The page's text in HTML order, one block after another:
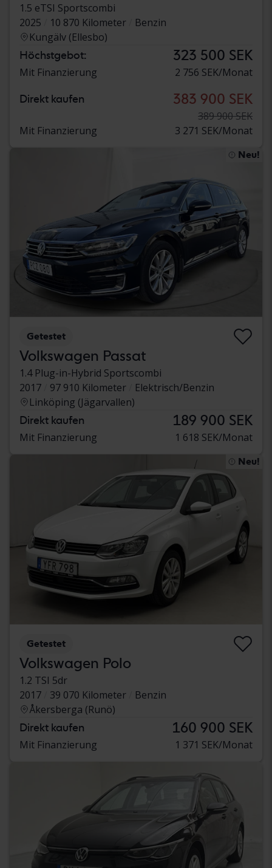
1.5 eTSI Sportscombi
2025
10 870 Kilometer
Benzin
Kungälv (Ellesbo)
Höchstgebot: 323 500 SEK
Mit Finanzierung 2 756 SEK/Monat
Direkt kaufen 383 900 SEK
389 900 SEK
Mit Finanzierung
3 271 SEK/Monat
Neu!
Getestet
Volkswagen Passat
1.4 Plug-in-Hybrid Sportscombi
2017
97 910 Kilometer
Elektrisch/Benzin
Linköping (Jägarvallen)
Direkt kaufen 189 900 SEK
Mit Finanzierung 1 618 SEK/Monat
Neu!
Getestet
Volkswagen Polo
1.2 TSI 5dr
2017
39 070 Kilometer
Benzin
Åkersberga (Runö)
Direkt kaufen 160 900 SEK
Mit Finanzierung 1 371 SEK/Monat